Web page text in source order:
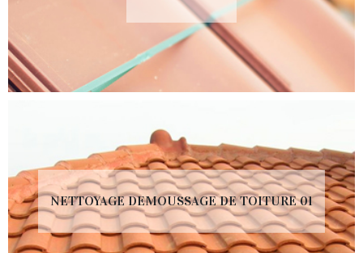
NETTOYAGE DEMOUSSAGE DE TOITURE 01